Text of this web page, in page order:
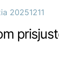
20251211